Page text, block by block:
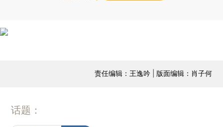
责任编辑：王逸吟 | 版面编辑：肖子何
话题：